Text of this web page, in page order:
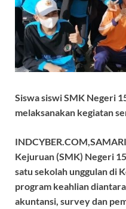
Siswa siswi SMK Negeri
melaksanakan kegiatan
Kejuruan (SMK) Negeri
satu sekolah unggulan di
program keahlian
akuntansi, survey dan